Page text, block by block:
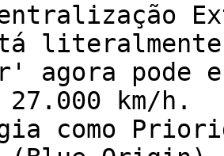
agora pode
27.000 km/h.
como